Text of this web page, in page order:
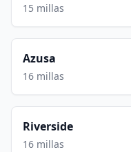
15 millas
Azusa
16 millas
Riverside
16 millas